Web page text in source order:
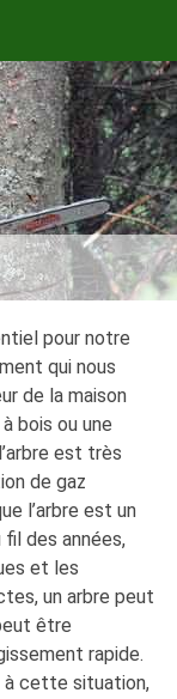
pour notre
qui nous
de la maison
bois ou une
est très
de gaz
l’arbre est un
fil des années,
et les
un arbre peut
être
rapide.
à cette situation,